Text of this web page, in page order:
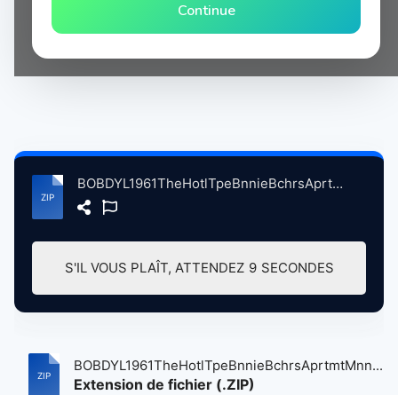
Continue
BOBDYL1961TheHotlTpeBnnieBchrsAprtmtMnnplisMN, 12-22-1961 atse.zip
S'IL VOUS PLAÎT, ATTENDEZ 9 SECONDES
BOBDYL1961TheHotlTpeBnnieBchrsAprtmtMnn...
Extension de fichier (.ZIP)